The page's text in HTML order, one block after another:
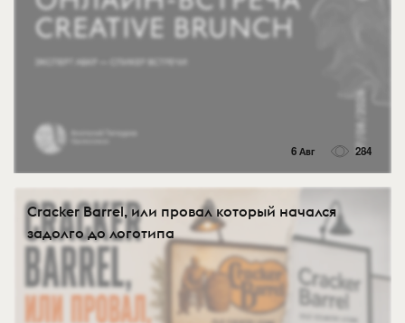
6 Авг 284
Cracker Barrel, или провал который начался
задолго до логотипа